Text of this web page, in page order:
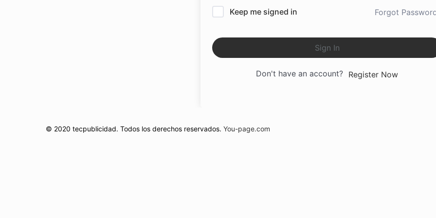
Keep me signed in Forgot
Sign In
Don't have an account? Register Now
© 2020 tecpublicidad. Todos los derechos reservados. You-page.com